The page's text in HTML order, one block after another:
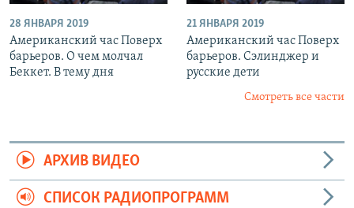
28 ЯНВАРЯ 2019
Американский час Поверх
барьеров. О чем молчал
Беккет. В тему дня
21 ЯНВАРЯ 2019
Американский час Поверх
барьеров. Сэлинджер и
русские дети
Смотреть все части
АРХИВ ВИДЕО
СПИСОК РАДИОПРОГРАММ